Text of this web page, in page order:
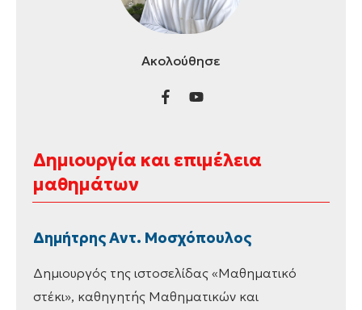
Ακολούθησε
Δημιουργία και επιμέλεια
μαθημάτων
Δημήτρης Αντ. Μοσχόπουλος
Δημιουργός της ιστοσελίδας «Μαθηματικό
στέκι», καθηγητής Μαθηματικών και